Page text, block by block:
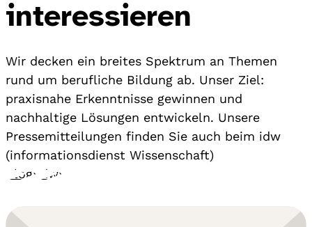
interessieren
Wir decken ein breites Spektrum an Themen
rund um berufliche Bildung ab. Unser Ziel:
praxisnahe Erkenntnisse gewinnen und
nachhaltige Lösungen entwickeln. Unsere
Pressemitteilungen finden Sie auch beim idw
(informationsdienst Wissenschaft)
Blog› idw›